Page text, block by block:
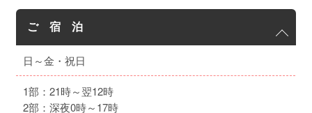
ご 宿 泊
日～金・祝日
1部：21時～翌12時
2部：深夜0時～17時